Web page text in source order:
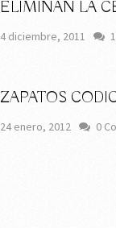
ELIMINAN LA
4 diciembre, 2011
ZAPATOS
24 enero, 2012 0